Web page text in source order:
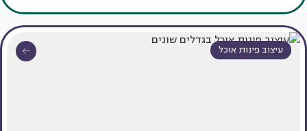
עיצוב פינות אוכל